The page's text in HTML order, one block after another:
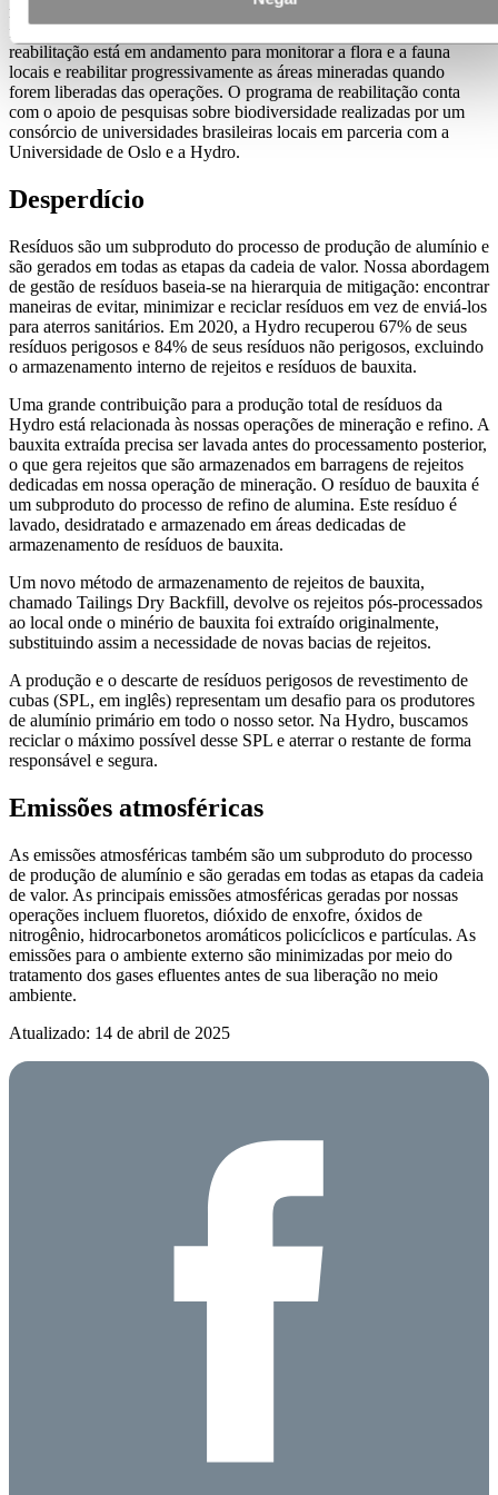
mina em Paragominas, no estado do Pará, no norte do Brasil, onde a
floresta é removida para a mineração de bauxita. Um programa de
reabilitação está em andamento para monitorar a flora e a fauna
locais e reabilitar progressivamente as áreas mineradas quando
forem liberadas das operações. O programa de reabilitação conta
com o apoio de pesquisas sobre biodiversidade realizadas por um
consórcio de universidades brasileiras locais em parceria com a
Universidade de Oslo e a Hydro.
Desperdício
Resíduos são um subproduto do processo de produção de alumínio e
são gerados em todas as etapas da cadeia de valor. Nossa abordagem
de gestão de resíduos baseia-se na hierarquia de mitigação: encontrar
maneiras de evitar, minimizar e reciclar resíduos em vez de enviá-los
para aterros sanitários. Em 2020, a Hydro recuperou 67% de seus
resíduos perigosos e 84% de seus resíduos não perigosos, excluindo
o armazenamento interno de rejeitos e resíduos de bauxita.
Uma grande contribuição para a produção total de resíduos da
Hydro está relacionada às nossas operações de mineração e refino. A
bauxita extraída precisa ser lavada antes do processamento posterior,
o que gera rejeitos que são armazenados em barragens de rejeitos
dedicadas em nossa operação de mineração. O resíduo de bauxita é
um subproduto do processo de refino de alumina. Este resíduo é
lavado, desidratado e armazenado em áreas dedicadas de
armazenamento de resíduos de bauxita.
Um novo método de armazenamento de rejeitos de bauxita,
chamado Tailings Dry Backfill, devolve os rejeitos pós-processados
ao local onde o minério de bauxita foi extraído originalmente,
substituindo assim a necessidade de novas bacias de rejeitos.
A produção e o descarte de resíduos perigosos de revestimento de
cubas (SPL, em inglês) representam um desafio para os produtores
de alumínio primário em todo o nosso setor. Na Hydro, buscamos
reciclar o máximo possível desse SPL e aterrar o restante de forma
responsável e segura.
Emissões atmosféricas
As emissões atmosféricas também são um subproduto do processo
de produção de alumínio e são geradas em todas as etapas da cadeia
de valor. As principais emissões atmosféricas geradas por nossas
operações incluem fluoretos, dióxido de enxofre, óxidos de
nitrogênio, hidrocarbonetos aromáticos policíclicos e partículas. As
emissões para o ambiente externo são minimizadas por meio do
tratamento dos gases efluentes antes de sua liberação no meio
ambiente.
Atualizado: 14 de abril de 2025